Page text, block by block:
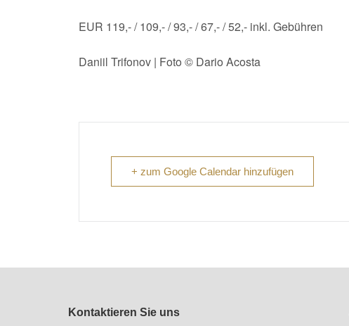
EUR 119,- / 109,- / 93,- / 67,- / 52,- inkl. Gebühren
Daniil Trifonov | Foto © Dario Acosta
+ zum Google Calendar hinzufügen
Kontaktieren Sie uns